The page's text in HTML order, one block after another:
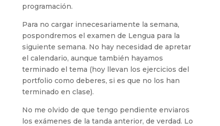
programación.
Para no cargar innecesariamente la semana,
pospondremos el examen de Lengua para la
siguiente semana. No hay necesidad de apretar
el calendario, aunque también hayamos
terminado el tema (hoy llevan los ejercicios del
portfolio como deberes, si es que no los han
terminado en clase).
No me olvido de que tengo pendiente enviaros
los exámenes de la tanda anterior, de verdad. Lo